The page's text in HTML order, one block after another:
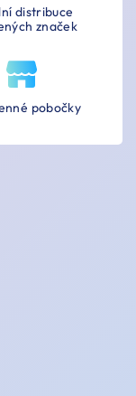
distribuce
značek
pobočky